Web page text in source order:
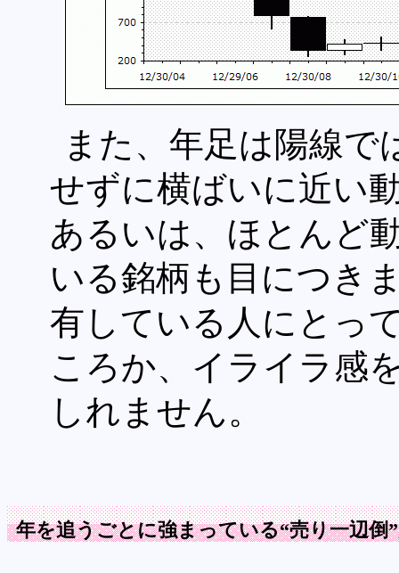
また、年足は陽線で
せずに横ばいに近い
あるいは、ほとんど
いる銘柄も目につき
有している人にとっ
ころか、イライラ感
しれません。
年を追うごとに強まっている“売り一辺倒